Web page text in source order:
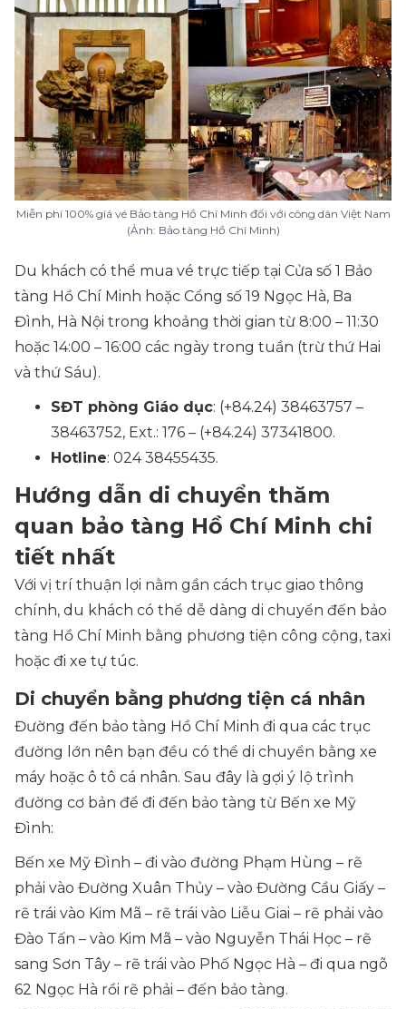
Miễn phí 100% giá vé Bảo tàng Hồ Chí Minh đối với công dân Việt Nam
(Ảnh: Bảo tàng Hồ Chí Minh)
Du khách có thể mua vé trực tiếp tại Cửa số 1 Bảo
tàng Hồ Chí Minh hoặc Cổng số 19 Ngọc Hà, Ba
Đình, Hà Nội trong khoảng thời gian từ 8:00 – 11:30
hoặc 14:00 – 16:00 các ngày trong tuần (trừ thứ Hai
và thứ Sáu).
SĐT phòng Giáo dục: (+84.24) 38463757 –
38463752, Ext.: 176 – (+84.24) 37341800.
Hotline: 024 38455435.
Hướng dẫn di chuyển thăm
quan bảo tàng Hồ Chí Minh chi
tiết nhất
Với vị trí thuận lợi nằm gần cách trục giao thông
chính, du khách có thể dễ dàng di chuyển đến bảo
tàng Hồ Chí Minh bằng phương tiện công cộng, taxi
hoặc đi xe tự túc.
Di chuyển bằng phương tiện cá nhân
Đường đến bảo tàng Hồ Chí Minh đi qua các trục
đường lớn nên bạn đều có thể di chuyển bằng xe
máy hoặc ô tô cá nhân. Sau đây là gợi ý lộ trình
đường cơ bản để đi đến bảo tàng từ Bến xe Mỹ
Đình:
Bến xe Mỹ Đình – đi vào đường Phạm Hùng – rẽ
phải vào Đường Xuân Thủy – vào Đường Cầu Giấy –
rẽ trái vào Kim Mã – rẽ trái vào Liễu Giai – rẽ phải vào
Đào Tấn – vào Kim Mã – vào Nguyễn Thái Học – rẽ
sang Sơn Tây – rẽ trái vào Phố Ngọc Hà – đi qua ngõ
62 Ngọc Hà rồi rẽ phải – đến bảo tàng.